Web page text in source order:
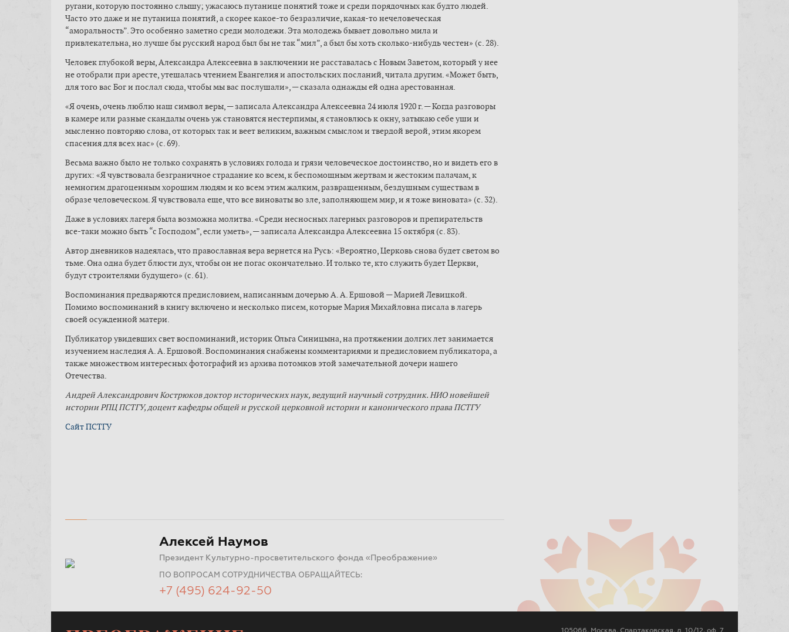
ругани, которую постоянно слышу; ужасаюсь путанице понятий тоже и среди порядочных как будто людей.
Часто это даже и не путаница понятий, а скорее какое-то безразличие, какая-то нечеловеческая
“аморальность”. Это особенно заметно среди молодежи. Эта молодежь бывает довольно мила и
привлекательна, но лучше бы русский народ был бы не так “мил”, а был бы хоть сколько-нибудь честен» (c. 28).
Человек глубокой веры, Александра Алексеевна в заключении не расставалась с Новым Заветом, который у нее
не отобрали при аресте, утешалась чтением Евангелия и апостольских посланий, читала другим. «Может быть,
для того вас Бог и послал сюда, чтобы мы вас послушали», — сказала однажды ей одна арестованная.
«Я очень, очень люблю наш символ веры, — записала Александра Алексеевна 24 июля 1920 г. — Когда разговоры
в камере или разные скандалы очень уж становятся нестерпимы, я становлюсь к окну, затыкаю себе уши и
мысленно повторяю слова, от которых так и веет великим, важным смыслом и твердой верой, этим якорем
спасения для всех нас» (с. 69).
Весьма важно было не только сохранять в условиях голода и грязи человеческое достоинство, но и видеть его в
других: «Я чувствовала безграничное страдание ко всем, к беспомощным жертвам и жестоким палачам, к
немногим драгоценным хорошим людям и ко всем этим жалким, развращенным, бездушным существам в
образе человеческом. Я чувствовала еще, что все виноваты во зле, заполняющем мир, и я тоже виновата» (с. 32).
Даже в условиях лагеря была возможна молитва. «Среди несносных лагерных разговоров и препирательств
все-таки можно быть “с Господом”, если уметь», — записала Александра Алексеевна 15 октября (c. 83).
Автор дневников надеялась, что православная вера вернется на Русь: «Вероятно, Церковь снова будет светом во
тьме. Она одна будет блюсти дух, чтобы он не погас окончательно. И только те, кто служить будет Церкви,
будут строителями будущего» (с. 61).
Воспоминания предваряются предисловием, написанным дочерью А. А. Ершовой — Марией Левицкой.
Помимо воспоминаний в книгу включено и несколько писем, которые Мария Михайловна писала в лагерь
своей осужденной матери.
Публикатор увидевших свет воспоминаний, историк Ольга Синицына, на протяжении долгих лет занимается
изучением наследия А. А. Ершовой. Воспоминания снабжены комментариями и предисловием публикатора, а
также множеством интересных фотографий из архива потомков этой замечательной дочери нашего
Отечества.
Андрей Александрович Кострюков доктор исторических наук, ведущий научный сотрудник. НИО новейшей
истории РПЦ ПСТГУ, доцент кафедры общей и русской церковной истории и канонического права ПСТГУ
Сайт ПСТГУ
Алексей Наумов
Президент Культурно-просветительского фонда «Преображение»
ПО ВОПРОСАМ СОТРУДНИЧЕСТВА ОБРАЩАЙТЕСЬ:
+7 (495) 624-92-50
105066, Москва, Спартаковская, д. 10/12, оф. 7